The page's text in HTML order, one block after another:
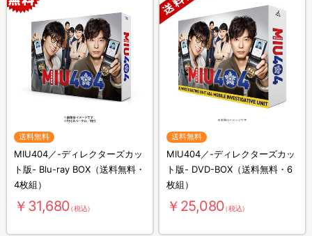
送料無料
MIU404／-ディレクターズカッ
ト版- Blu-ray BOX（送料無料・
4枚組）
￥31,680（税込）
送料無料
MIU404／-ディレクターズカッ
ト版- DVD-BOX（送料無料・6
枚組）
￥25,080（税込）